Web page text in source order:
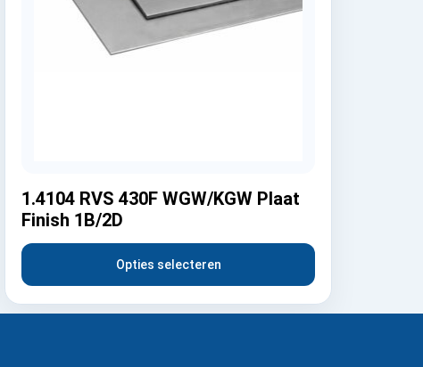
1.4104 RVS 430F WGW/KGW Plaat
Finish 1B/2D
Opties selecteren